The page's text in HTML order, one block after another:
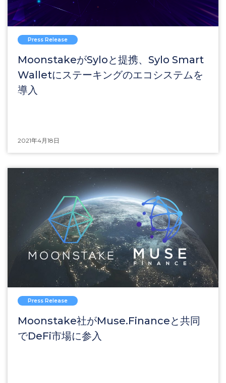
Press Release
MoonstakeがSyloと提携、Sylo Smart
Walletにステーキングのエコシステムを
導入
2021年4月18日
Press Release
Moonstake社がMuse.Financeと共同
でDeFi市場に参入